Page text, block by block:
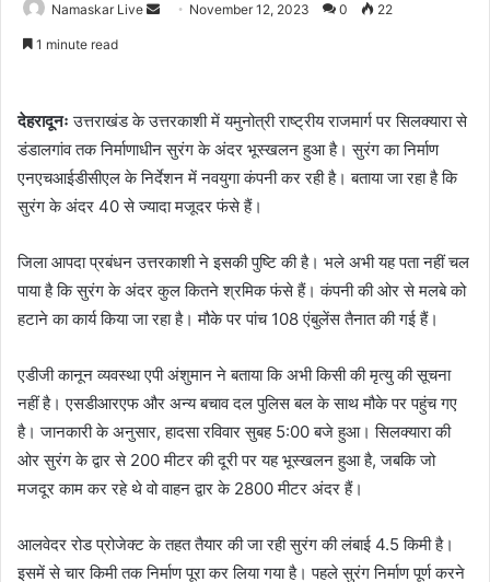
Namaskar Live
a
n
e
l
November 12, 2023 0 22
1 minute read
देहरादूनः उत्तराखंड के उत्तरकाशी में यमुनोत्री राष्ट्रीय राजमार्ग पर सिलक्यारा से
डंडालगांव तक निर्माणाधीन सुरंग के अंदर भूस्खलन हुआ है। सुरंग का निर्माण
एनएचआईडीसीएल के निर्देशन में नवयुगा कंपनी कर रही है। बताया जा रहा है कि
सुरंग के अंदर 40 से ज्यादा मजूदर फंसे हैं।
जिला आपदा प्रबंधन उत्तरकाशी ने इसकी पुष्टि की है। भले अभी यह पता नहीं चल
पाया है कि सुरंग के अंदर कुल कितने श्रमिक फंसे हैं। कंपनी की ओर से मलबे को
हटाने का कार्य किया जा रहा है। मौके पर पांच 108 एंबुलेंस तैनात की गई हैं।
एडीजी कानून व्यवस्था एपी अंशुमान ने बताया कि अभी किसी की मृत्यु की सूचना
नहीं है। एसडीआरएफ और अन्य बचाव दल पुलिस बल के साथ मौके पर पहुंच गए
है। जानकारी के अनुसार, हादसा रविवार सुबह 5:00 बजे हुआ। सिलक्यारा की
ओर सुरंग के द्वार से 200 मीटर की दूरी पर यह भूस्खलन हुआ है, जबकि जो
मजदूर काम कर रहे थे वो वाहन द्वार के 2800 मीटर अंदर हैं।
आलवेदर रोड प्रोजेक्ट के तहत तैयार की जा रही सुरंग की लंबाई 4.5 किमी है।
इसमें से चार किमी तक निर्माण पूरा कर लिया गया है। पहले सुरंग निर्माण पूर्ण करने